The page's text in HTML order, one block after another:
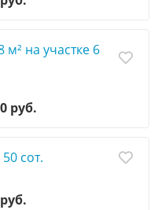
м² на участке 6
руб.
сот.